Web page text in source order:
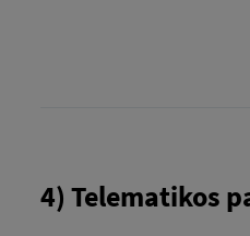
4) Telematikos